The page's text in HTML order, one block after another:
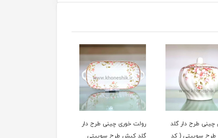
چینی طرح دار گلد
سوییتی ( کد
رولت خوری چینی طرح دار
گلد کیش طرح سوییتی